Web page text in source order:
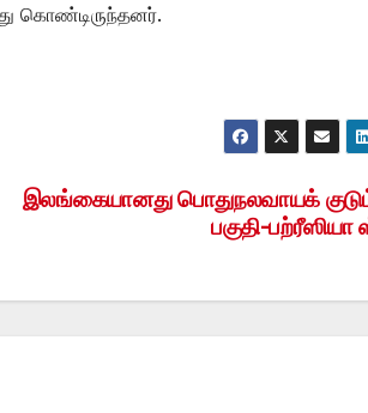
கொண்டிருந்தனர்.
இலங்கையானது பொதுநலவாயக்
பகுதி-